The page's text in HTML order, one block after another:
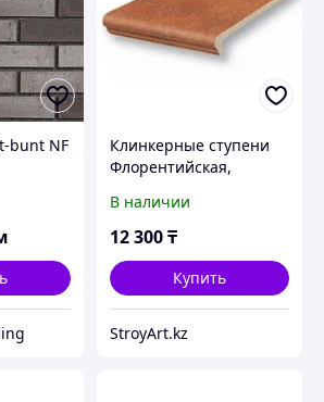
bunt NF
Клинкерные ступени
Флорентийская,
В наличии
12 300₸
Купить
StroyArt.kz